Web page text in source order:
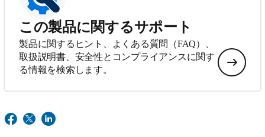
この製品に関するサポート
製品に関するヒント、よくある質問（FAQ）、
取扱説明書、安全性とコンプライアンスに関す
る情報を検索します。